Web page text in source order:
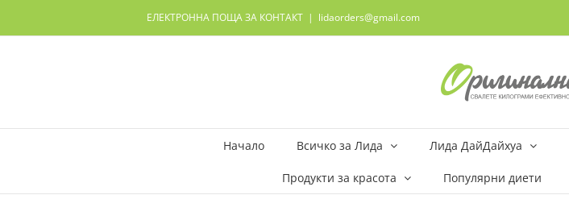
content
ЕЛЕКТРОННА ПОЩА ЗА КОНТАКТ | lidaorders@gmail.com
Начало Всичко за Лида Лида ДайДайхуа
Продукти за красота Популярни диети